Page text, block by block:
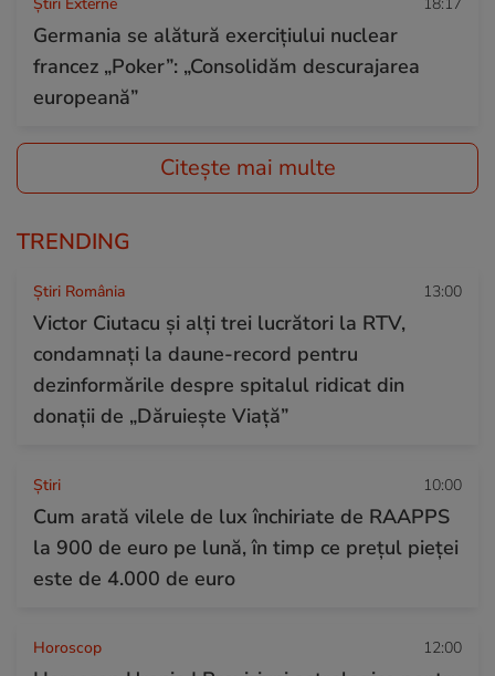
Germania se alătură exercițiului nuclear
francez „Poker”: „Consolidăm descurajarea
europeană”
Citește mai multe
TRENDING
Știri România 13:00
Victor Ciutacu și alți trei lucrători la RTV,
condamnați la daune-record pentru
dezinformările despre spitalul ridicat din
donații de „Dăruiește Viață”
Ştiri 10:00
Cum arată vilele de lux închiriate de RAAPPS
la 900 de euro pe lună, în timp ce prețul pieței
este de 4.000 de euro
Horoscop 12:00